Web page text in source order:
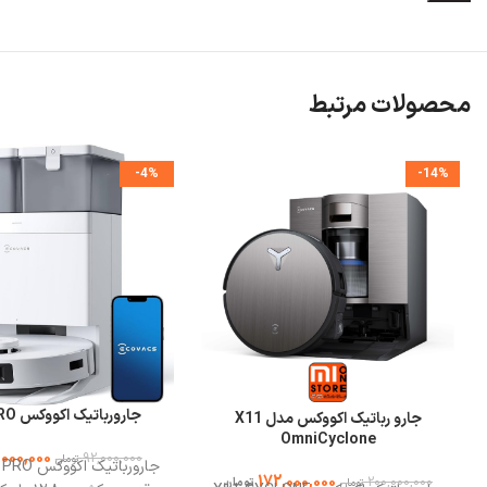
محصولات مرتبط
-14%
جارو رباتیک اکووکس مدل X11
OmniCyclone
200,000,000 تومان 172,000,000تومان
-4%
جارورباتیک اکووکس T30C PRO
92,000,000 تومان